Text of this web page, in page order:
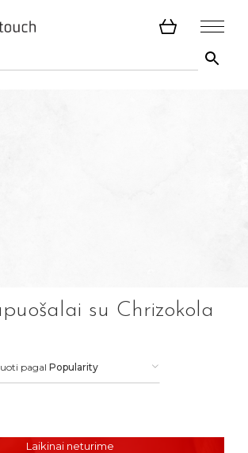
su Chrizokola
pagal Popularity
Laikinai neturime